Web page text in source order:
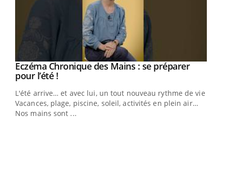
Youtube
Eczéma Chronique des Mains : se préparer
pour l’été !Youtube
L'été arrive… et avec lui, un tout nouveau rythme de vie !
Vacances, plage, piscine, soleil, activités en plein air…
Nos mains sont ...